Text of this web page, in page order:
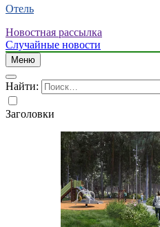
Отель
Новостная рассылка
Случайные новости
Меню
Найти:
Заголовки